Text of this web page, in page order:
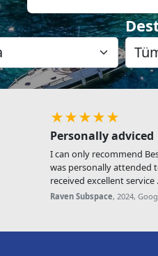
★★★★★
Personally adviced
I can only recommend
was personally attended
received excellent service
Raven Subspace, 2024,